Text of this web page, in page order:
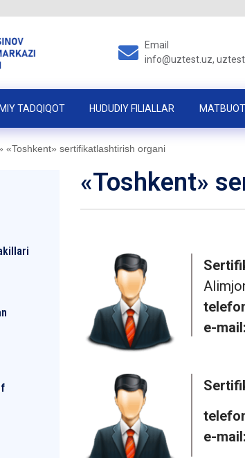
Email
info@uztest.uz,
TADQIQOT HUDUDIY FILIALLAR
«Toshkent» sertifikatlashtirish organi
«Toshkent»
e-mail:
e-mail: